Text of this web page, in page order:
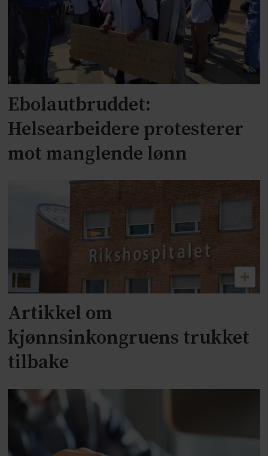
Ebolautbruddet:
Helsearbeidere protesterer
mot manglende lønn
Artikkel om
kjønnsinkongruens trukket
tilbake